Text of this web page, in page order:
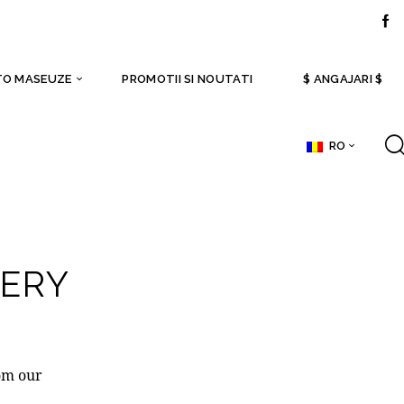
MASEUZE PROMOTII SI NOUTATI
$ ANGAJARI $
RO
our